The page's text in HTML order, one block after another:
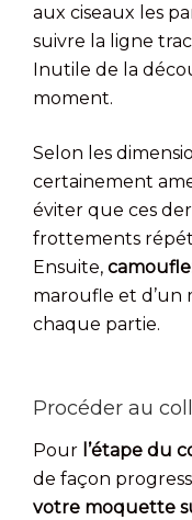
aux ciseaux les
suivre la ligne
Inutile de la
moment.
Selon les
certainement
éviter que ces
frottements
Ensuite,
maroufle et d’un
chaque partie.
Procéder au
Pour l’étape du
de façon
votre moquette